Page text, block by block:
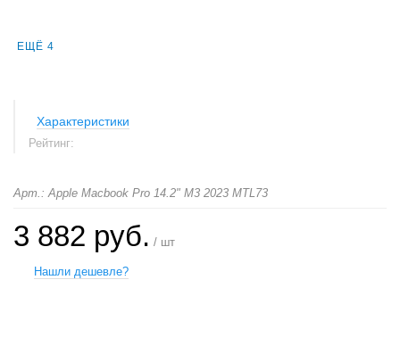
ЕЩЁ 4
Характеристики
Рейтинг:
Арт.: Apple Macbook Pro 14.2" M3 2023 MTL73
3 882 руб. / шт
Нашли дешевле?